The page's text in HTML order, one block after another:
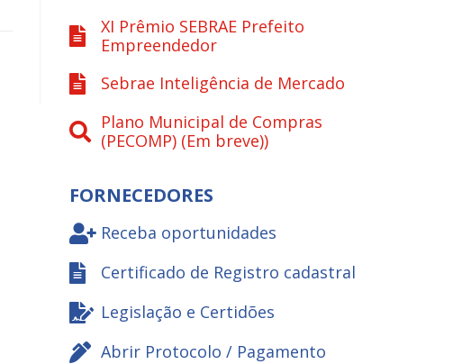
XI Prêmio SEBRAE Prefeito
Empreendedor
Sebrae Inteligência de Mercado
Plano Municipal de Compras
(PECOMP) (Em breve))
FORNECEDORES
Receba oportunidades
Certificado de Registro cadastral
Legislação e Certidões
Abrir Protocolo / Pagamento